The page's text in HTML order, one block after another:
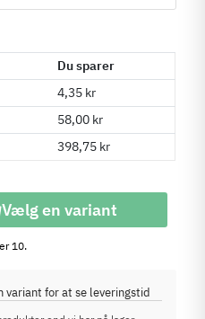
Du sparer
4,35 kr
58,00 kr
398,75 kr
Vælg en variant
10.
variant for at se leveringstid